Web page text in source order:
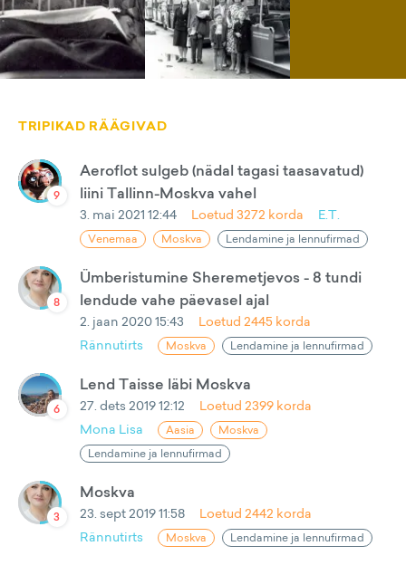
TRIPIKAD RÄÄGIVAD
9
Aeroflot sulgeb (nädal tagasi taasavatud)
liini Tallinn-Moskva vahel
3. mai 2021 12:44 Loetud 3272 korda E.T.
Venemaa Moskva Lendamine ja lennufirmad
8
Ümberistumine Sheremetjevos - 8 tundi
lendude vahe päevasel ajal
2. jaan 2020 15:43 Loetud 2445 korda
Rännutirts
Moskva Lendamine ja lennufirmad
6
Lend Taisse läbi Moskva
27. dets 2019 12:12 Loetud 2399 korda
Mona Lisa
Aasia
Moskva
Lendamine ja lennufirmad
3
Moskva
23. sept 2019 11:58 Loetud 2442 korda
Rännutirts
Moskva Lendamine ja lennufirmad